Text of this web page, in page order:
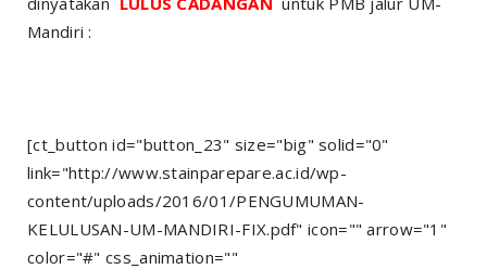
Mandiri :
[ct_button id="button_23" size="big" solid="0"
link="http://www.stainparepare.ac.id/wp-
content/uploads/2016/01/PENGUMUMAN-
KELULUSAN-UM-MANDIRI-FIX.pdf" icon="" arrow="1"
color="#" css_animation=""